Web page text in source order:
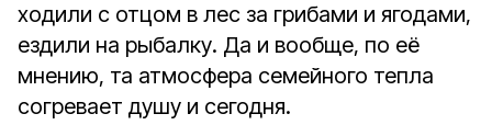
ходили с отцом в лес за грибами и ягодами,
ездили на рыбалку. Да и вообще, по её
мнению, та атмосфера семейного тепла
согревает душу и сегодня.